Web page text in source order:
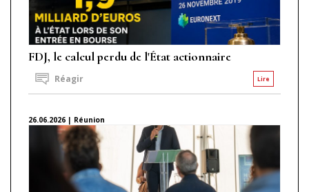
FDJ, le calcul perdu de l'État actionnaire
Lire
Réagir
26.06.2026 | Réunion